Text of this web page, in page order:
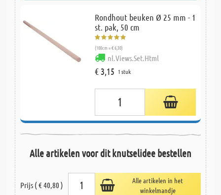
Rondhout beuken Ø 25 mm - 1
st. pak, 50 cm
(100cm = € 6,30)
nl.Views.Set.Html
€ 3,15 1 stuk
Alle artikelen voor dit knutselidee bestellen
Prijs ( € 40,80 )
Alle artikelen in het
winkelmandje